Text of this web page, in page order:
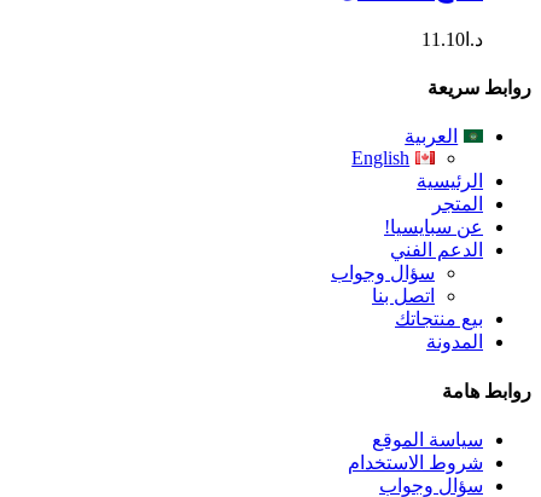
د.ا 11.10
روابط سريعة
العربية
English
الرئيسية
المتجر
عن سبايسيا!
الدعم الفني
سؤال وجواب
اتصل بنا
بيع منتجاتك
المدونة
روابط هامة
سياسة الموقع
شروط الاستخدام
سؤال وجواب